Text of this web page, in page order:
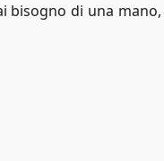
bisogno di una